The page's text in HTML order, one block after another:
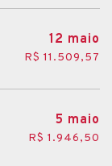
12 maio
R$ 11.509,57
5 maio
R$ 1.946,50